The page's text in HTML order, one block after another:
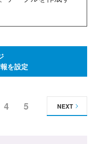
を設定
4 5 NEXT